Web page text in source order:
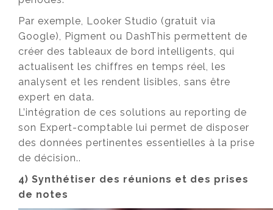
Par exemple, Looker Studio (gratuit via
Google), Pigment ou DashThis permettent de
créer des tableaux de bord intelligents, qui
actualisent les chiffres en temps réel, les
analysent et les rendent lisibles, sans être
expert en data.
L’intégration de ces solutions au reporting de
son Expert-comptable lui permet de disposer
des données pertinentes essentielles à la prise
de décision..
4) Synthétiser des réunions et des prises
de notes